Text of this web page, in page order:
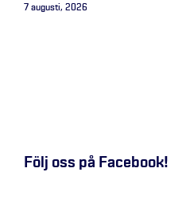
7 augusti, 2026
Följ oss på Facebook!